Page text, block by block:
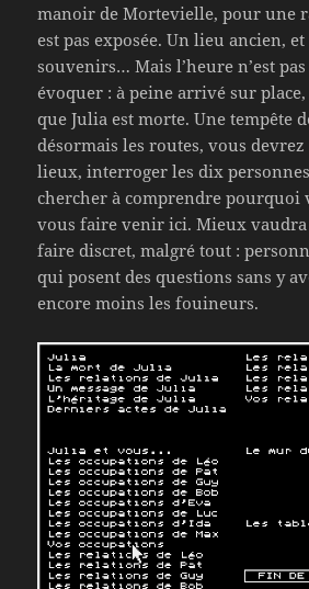
manoir de Mortevielle, pour une
est pas exposée. Un lieu ancien,
souvenirs… Mais l’heure n’est
évoquer : à peine arrivé sur
que Julia est morte. Une tempête
désormais les routes, vous
lieux, interroger les dix
chercher à comprendre pourquoi
vous faire venir ici. Mieux vaudra
faire discret, malgré tout :
qui posent des questions sans y
encore moins les fouineurs.